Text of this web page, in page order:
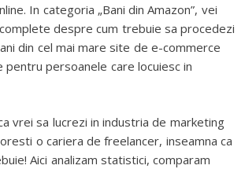
In categoria „Bani din Amazon”, vei
despre cum trebuie sa procedezi
din cel mai mare site de e-commerce
pentru persoanele care locuiesc in
vrei sa lucrezi in industria de marketing
o cariera de freelancer, inseamna ca
Aici analizam statistici, comparam